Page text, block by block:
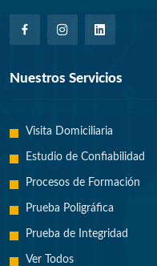
Nuestros Servicios
Visita Domiciliaria
Estudio de Confiabilidad
Procesos de Formación
Prueba Poligráfica
Prueba de Integridad
Ver Todos